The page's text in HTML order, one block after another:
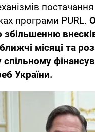
постачання
програми PURL.
збільшенню
місяці та
України.